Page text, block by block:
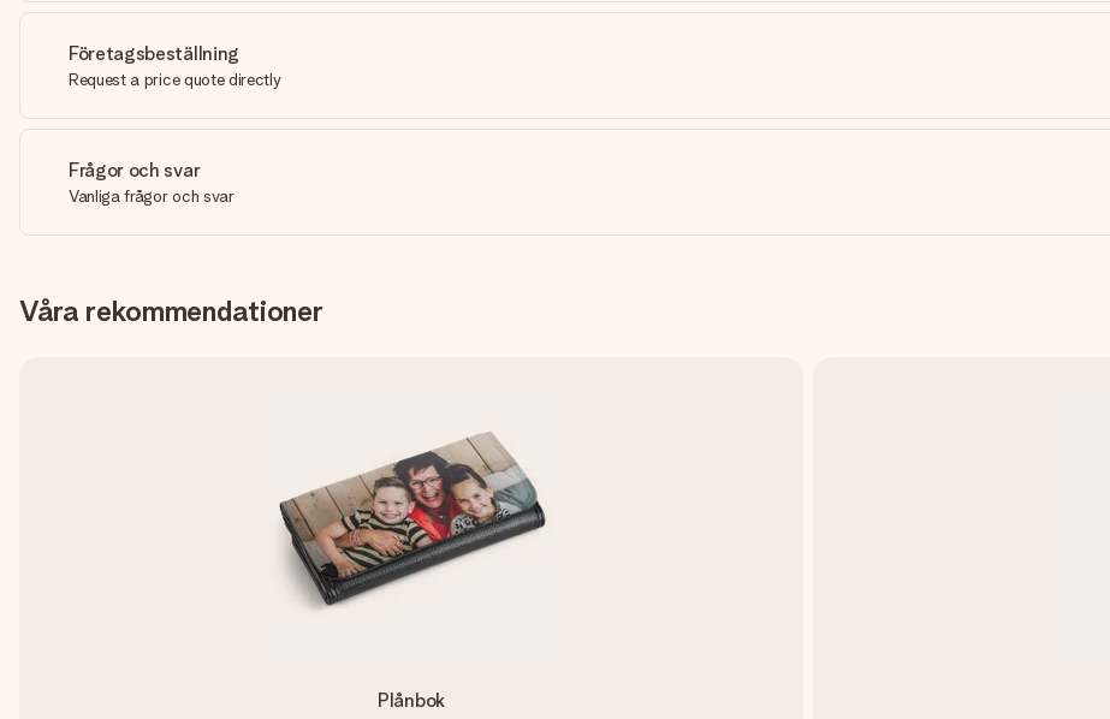
Företagsbeställning
Request a price quote directly
Frågor och svar
Vanliga frågor och svar
Våra rekommendationer
Plånbok